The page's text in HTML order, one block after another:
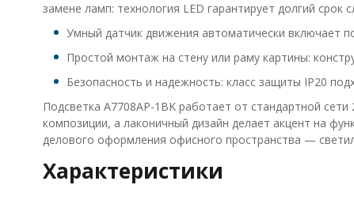
замене ламп: технология LED гарантирует долгий срок
Умный датчик движения автоматически включает
Простой монтаж на стену или раму картины:
Безопасность и надежность: класс защиты IP20
Подсветка A7708AP-1BK работает от стандартной
композиции, а лаконичный дизайн делает акцент на
делового оформления офисного пространства —
Характеристики